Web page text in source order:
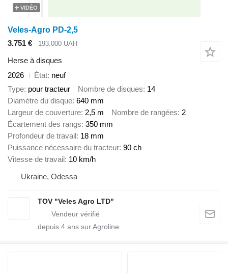
VIDÉO
Veles-Agro PD-2,5
3.751 €
193.000 UAH
Herse à disques
2026
État neuf
Type pour tracteur Nombre de disques 14
Diamètre du disque 640 mm
Largeur de couverture 2,5 m Nombre de rangées 2
Écartement des rangs 350 mm
Profondeur de travail 18 mm
Puissance nécessaire du tracteur 90 ch
Vitesse de travail 10 km/h
Ukraine, Odessa
TOV "Veles Agro LTD"
depuis 4 ans sur Agroline